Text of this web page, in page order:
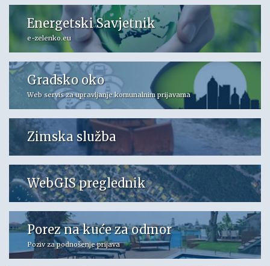
Energetski Savjetnik
e-zelenko.eu
Gradsko oko
Web servis za upravljanje komunalnim prijavama
Zimska služba
WebGIS preglednik
Porez na kuće za odmor
Poziv za podnošenje prijava